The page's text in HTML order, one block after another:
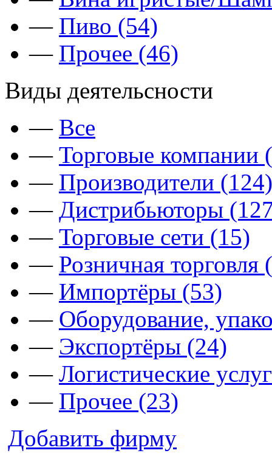
— Пиво (54)
— Прочее (46)
Виды деятельсности
— Все
— Торговые компании
— Производители (124)
— Дистрибьюторы
— Торговые сети (15)
— Розничная торговля
— Импортёры (53)
— Оборудование,
— Экспортёры (24)
— Логистические
— Прочее (23)
Добавить фирму